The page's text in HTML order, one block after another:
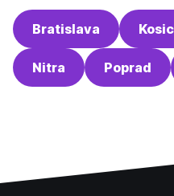
Bratislava
Nitra Poprad